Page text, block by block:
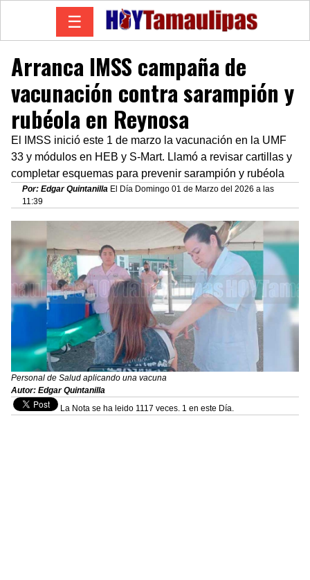
☰
Arranca IMSS campaña de
vacunación contra sarampión y
rubéola en Reynosa
El IMSS inició este 1 de marzo la vacunación en la UMF
33 y módulos en HEB y S-Mart. Llamó a revisar cartillas y
completar esquemas para prevenir sarampión y rubéola
Por: Edgar Quintanilla El Día Domingo 01 de Marzo del 2026 a las
11:39
Personal de Salud aplicando una vacuna
Autor: Edgar Quintanilla
La Nota se ha leido 1117 veces. 1 en este Día.